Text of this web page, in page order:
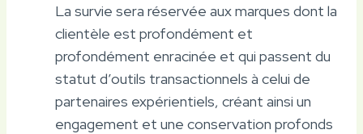
La survie sera réservée aux marques dont la
clientèle est profondément et
profondément enracinée et qui passent du
statut d’outils transactionnels à celui de
partenaires expérientiels, créant ainsi un
engagement et une conservation profonds